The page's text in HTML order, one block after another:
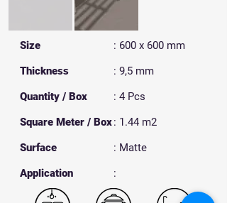
Size
Thickness
Quantity / Box
Square Meter / Box
Surface
​Application
: 600 x 600 mm
: 9,5 mm
: 4 Pcs
: 1.44 m2
: Matte
: